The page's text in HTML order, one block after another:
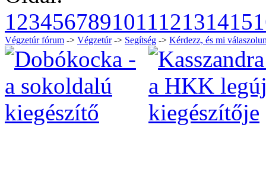
123456789101112131415
Végzetúr fórum -> Végzetúr-> Segítség -> Kérdezz, és mi